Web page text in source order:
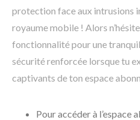
protection face aux intrusions
royaume mobile ! Alors
fonctionnalité pour une
sécurité renforcée lorsque tu
captivants de ton espace
Pour accéder à l’espace